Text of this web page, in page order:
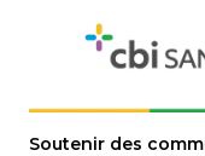
Soutenir des